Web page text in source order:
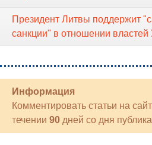
Президент Литвы поддержит
санкции" в отношении властей
Информация
Комментировать статьи на
течении 90 дней со дня